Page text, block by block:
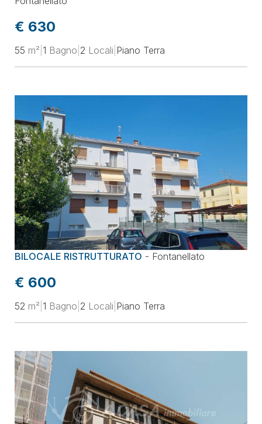
€ 630
55 m² 1 Bagno 2 Locali Piano Terra
BILOCALE RISTRUTTURATO - Fontanellato
€ 600
52 m² 1 Bagno 2 Locali Piano Terra